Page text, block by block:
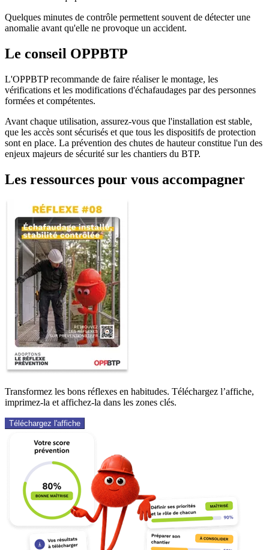
Quelques minutes de contrôle permettent souvent de détecter une
anomalie avant qu'elle ne provoque un accident.
Le conseil OPPBTP
L'OPPBTP recommande de faire réaliser le montage, les
vérifications et les modifications d'échafaudages par des personnes
formées et compétentes.
Avant chaque utilisation, assurez-vous que l'installation est stable,
que les accès sont sécurisés et que tous les dispositifs de protection
sont en place. La prévention des chutes de hauteur constitue l'un des
enjeux majeurs de sécurité sur les chantiers du BTP.
Les ressources pour vous accompagner
Transformez les bons réflexes en habitudes. Téléchargez l’affiche,
imprimez-la et affichez-la dans les zones clés.
Téléchargez l'affiche